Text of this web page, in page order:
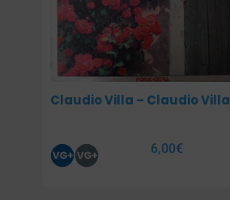
Claudio Villa – Claudio Villa
6,00€